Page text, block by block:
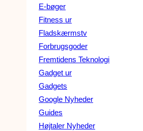
E-bøger
Fitness ur
Fladskærmstv
Forbrugsgoder
Fremtidens Teknologi
Gadget ur
Gadgets
Google Nyheder
Guides
Højtaler Nyheder